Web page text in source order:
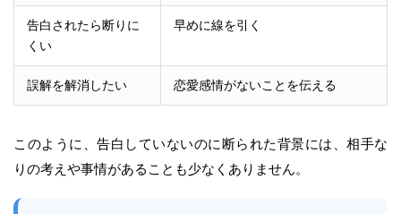
告白されたら断りに
くい
早めに線を引く
誤解を解消したい 恋愛感情がないことを伝える
このように、告白していないのに断られた背景には、相手な
りの考えや事情があることも少なくありません。